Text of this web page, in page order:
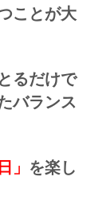
ことが大
るだけで
バランス
」 を楽し